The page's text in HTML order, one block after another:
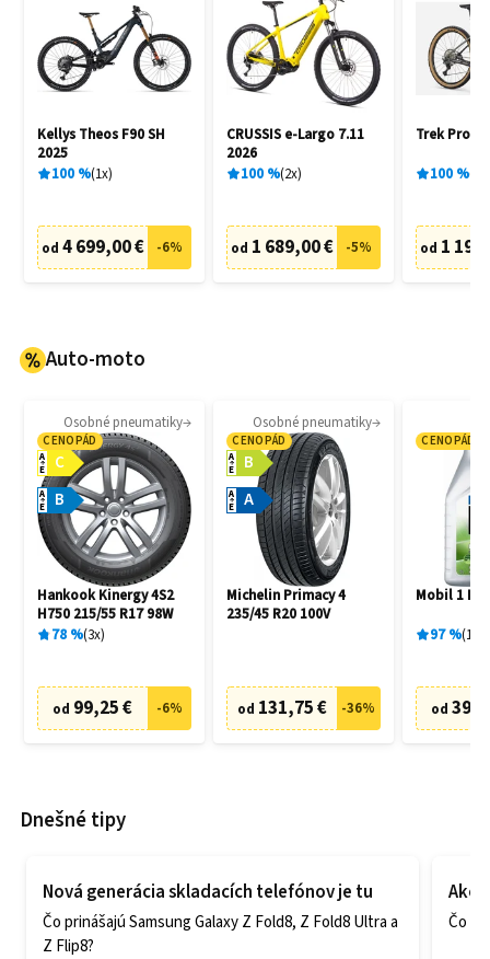
Kellys Theos F90 SH
2025
100% 1x
od 4 699,00 € -6%
CRUSSIS e-Largo 7.11
2026
100% 2x
od 1 689,00 € -5%
Trek
100%
od 1
Auto-moto
Osobné pneumatiky
CENOPÁD
C
A
E
B
A
E
Hankook Kinergy 4S2
H750 215/55 R17 98W
78% 3x
od 99,25 € -6%
Osobné pneumatiky
CENOPÁD
B
A
E
A
A
E
Michelin Primacy 4
235/45 R20 100V
od 131,75 € -36%
CENOPÁD
Mobil 1
97% 166
od
Dnešné tipy
Nová generácia skladacích telefónov je tu
Čo prinášajú Samsung Galaxy Z Fold8, Z Fold8 Ultra a
Z Flip8?
Ako
Čo